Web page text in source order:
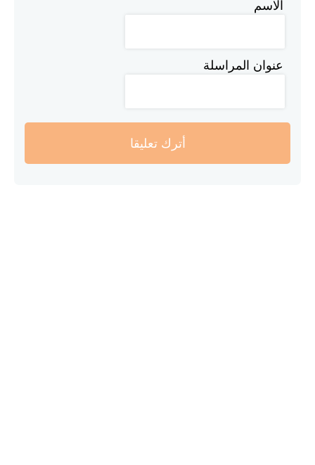
الاسم
عنوان المراسلة
أترك تعليقا